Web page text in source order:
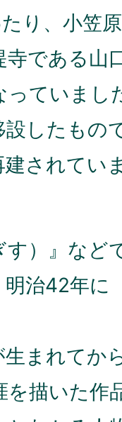
り、小笠
である山
っていまし
したもの
されてい
す）』な
明治42年に
生まれてか
描いた作